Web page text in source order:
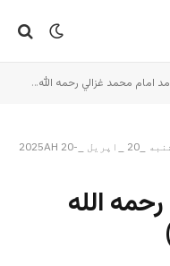
امام محمد غزالي رحمه الله
یکشنبه _20 _اپریل _2025AH 20-
الله